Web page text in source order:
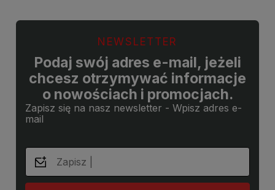
NEWSLETTER
Podaj swój adres e-mail, jeżeli
chcesz otrzymywać informacje
o nowościach i promocjach.
Zapisz się na nasz newsletter - Wpisz adres e-
mail